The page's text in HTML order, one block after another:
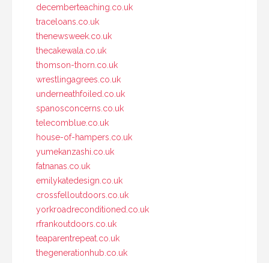
decemberteaching.co.uk
traceloans.co.uk
thenewsweek.co.uk
thecakewala.co.uk
thomson-thorn.co.uk
wrestlingagrees.co.uk
underneathfoiled.co.uk
spanosconcerns.co.uk
telecomblue.co.uk
house-of-hampers.co.uk
yumekanzashi.co.uk
fatnanas.co.uk
emilykatedesign.co.uk
crossfelloutdoors.co.uk
yorkroadreconditioned.co.uk
rfrankoutdoors.co.uk
teaparentrepeat.co.uk
thegenerationhub.co.uk